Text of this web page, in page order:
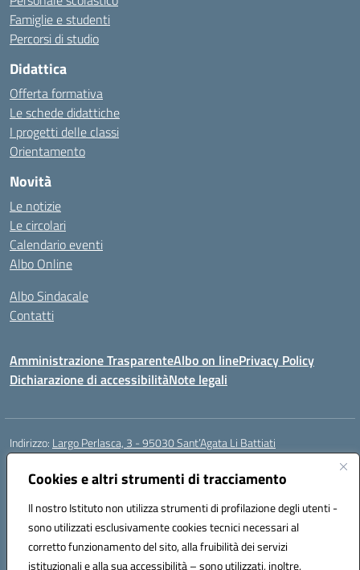
Cookies e altri strumenti di tracciamento
Il nostro Istituto non utilizza strumenti di profilazione degli utenti -
sono utilizzati esclusivamente cookies tecnici necessari al
corretto funzionamento del sito, alla fruibilità dei servizi
istituzionali e alla sua accessibilità – sono utilizzati, inoltre,
Famiglie e studenti
Percorsi di studio
Didattica
Offerta formativa
Le schede didattiche
I progetti delle classi
Orientamento
Novità
Le notizie
Le circolari
Calendario eventi
Albo Online
Albo Sindacale
Contatti
Amministrazione TrasparenteAlbo on linePrivacy Policy
Dichiarazione di accessibilitàNote legali
Indirizzo: Largo Perlasca, 3 - 95030 Sant’Agata Li Battiati
Centralino:
ctic8bl002@istruzione.it
Posta elettronica certificata (PEC):ctic8bl002@pec.istruzione.it
Codice fiscale: 93253680875
Codice meccanografico:CTIC8BL002
Codice Indice delle Pubbliche Amministrazioni (IPA): 7UKG69R2
Codice unico di fatturazione (CUF): F8M4AH